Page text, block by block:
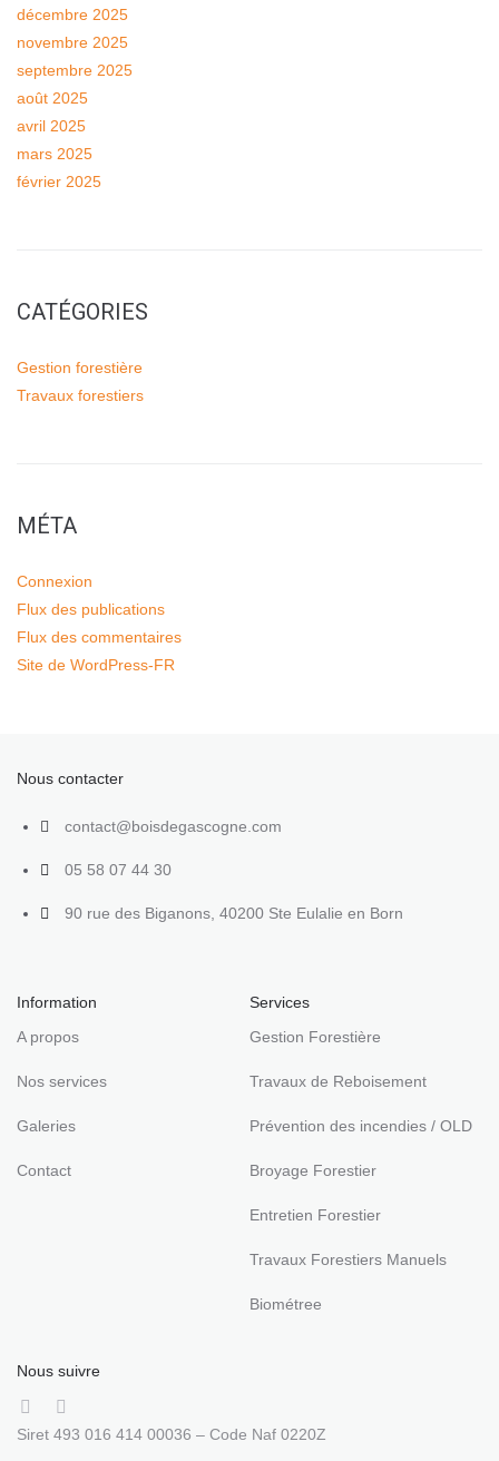
décembre 2025
novembre 2025
septembre 2025
août 2025
avril 2025
mars 2025
février 2025
CATÉGORIES
Gestion forestière
Travaux forestiers
MÉTA
Connexion
Flux des publications
Flux des commentaires
Site de WordPress-FR
Nous contacter
contact@boisdegascogne.com
05 58 07 44 30
90 rue des Biganons, 40200 Ste Eulalie en Born
Information
A propos
Nos services
Galeries
Contact
Services
Gestion Forestière
Travaux de Reboisement
Prévention des incendies / OLD
Broyage Forestier
Entretien Forestier
Travaux Forestiers Manuels
Biométree
Nous suivre
Siret 493 016 414 00036 – Code Naf 0220Z